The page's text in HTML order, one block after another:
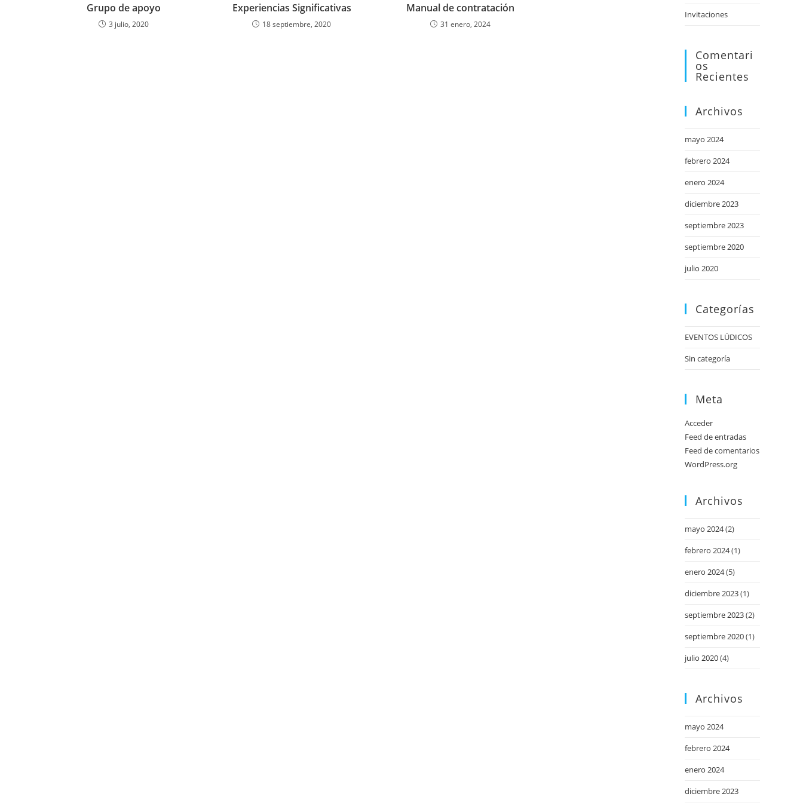
Grupo de apoyo
3 julio, 2020
Experiencias Significativas
18 septiembre, 2020
Manual de contratación
31 enero, 2024
Invitaciones
Comentari
Os
Recientes
Archivos
mayo 2024
febrero 2024
enero 2024
diciembre 2023
septiembre 2023
septiembre 2020
julio 2020
Categorías
EVENTOS LÚDICOS
Sin categoría
Meta
Acceder
Feed de entradas
Feed de comentarios
WordPress.org
Archivos
mayo 2024(2)
febrero 2024(1)
enero 2024(5)
diciembre 2023(1)
septiembre 2023(2)
septiembre 2020(1)
julio 2020(4)
Archivos
mayo 2024
febrero 2024
enero 2024
diciembre 2023